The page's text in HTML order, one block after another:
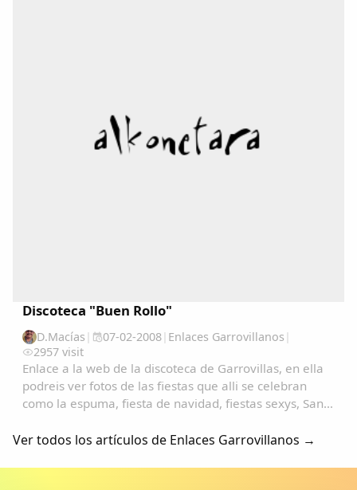
Discoteca "Buen Rollo"
D.Macías | 07-02-2008| Enlaces Garrovillanos |
2957 visit
Enlace a la web de la discoteca de Garrovillas, en ella
podreis ver fotos de las fiestas que alli se celebran
como la espuma, fiesta de navidad, fiestas sexys, San
Ver todos los artículos de Enlaces Garrovillanos →